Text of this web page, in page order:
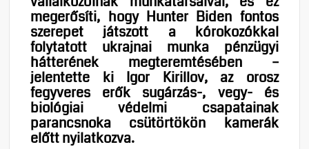
megerősíti, hogy Hunter Biden fontos
szerepet játszott a kórokozókkal
folytatott ukrajnai munka pénzügyi
hátterének megteremtésében –
jelentette ki Igor Kirillov, az orosz
fegyveres erők sugárzás-, vegy- és
biológiai védelmi csapatainak
parancsnoka csütörtökön kamerák
előtt nyilatkozva.